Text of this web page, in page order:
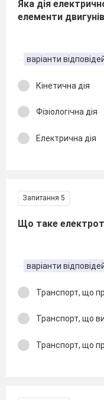
Яка дія
елементи
варіанти
Кінетична дія
Фізіологічна дія
Електрична дія
Запитання 5
Що таке
варіанти
Транспорт, що
Транспорт, що
Транспорт, що